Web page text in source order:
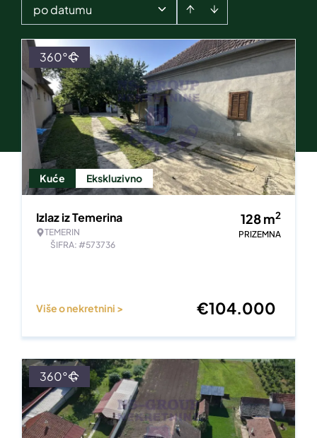
po datumu
Kuće Ekskluzivno
360°
Izlaz iz Temerina
TEMERIN
ŠIFRA: #573736
128m2
PRIZEMNA
Više o nekretnini > €104.000
360°